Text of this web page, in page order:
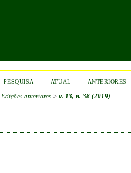
PESQUISA ATUAL ANTERIORES
Edições anteriores> v. 13, n. 38 (2019)